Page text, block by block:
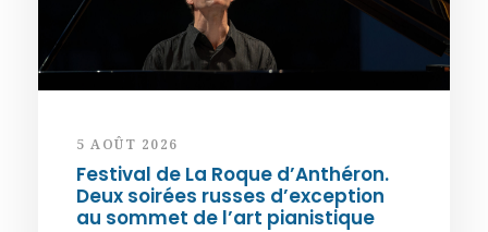
5 AOÛT 2026
Festival de La Roque d’Anthéron.
Deux soirées russes d’exception
au sommet de l’art pianistique